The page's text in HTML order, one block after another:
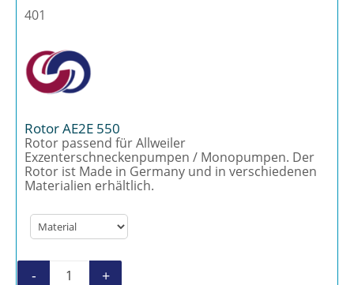
401
Rotor AE2E 550
Rotor passend für Allweiler
Exzenterschneckenpumpen / Monopumpen. Der
Rotor ist Made in Germany und in verschiedenen
Materialien erhältlich.
Rotor AE2E 550 Menge
- +